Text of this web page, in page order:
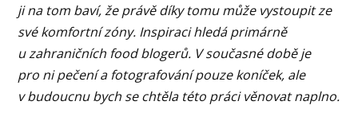
ji na tom baví, že právě díky tomu může vystoupit ze
své komfortní zóny. Inspiraci hledá primárně
u zahraničních food blogerů. V současné době je
pro ni pečení a fotografování pouze koníček, ale
v budoucnu bych se chtěla této práci věnovat naplno.